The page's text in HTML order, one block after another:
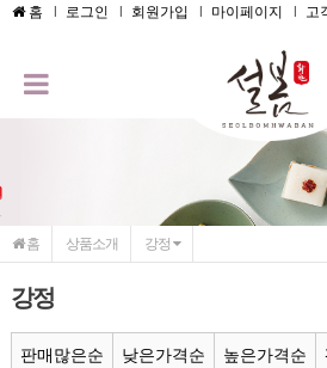
메인콘텐츠 바로
홈 로그인 회원가입 마이페이지 고
홈 상품소개 강정
강정
판매많은순 낮은가격순 높은가격순